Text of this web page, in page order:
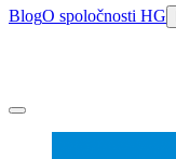
BlogO spoločnosti HG